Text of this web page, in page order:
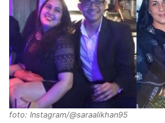
foto: Instagram/@saraalikhan95